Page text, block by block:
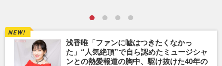
浅香唯「ファンに嘘はつきたくなかっ
た」“人気絶頂”で自ら認めたミュージシャ
ンとの熱愛報道の胸中、駆け抜けた40年の